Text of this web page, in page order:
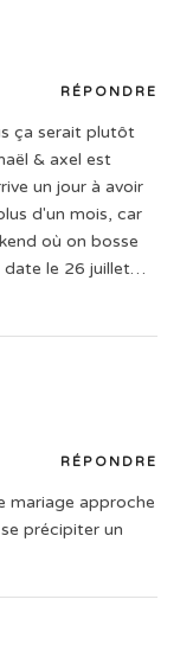
RÉPONDRE
ça serait plutôt
& axel est
un jour à avoir
d'un mois, car
où on bosse
date le 26 juillet…
RÉPONDRE
mariage approche
précipiter un